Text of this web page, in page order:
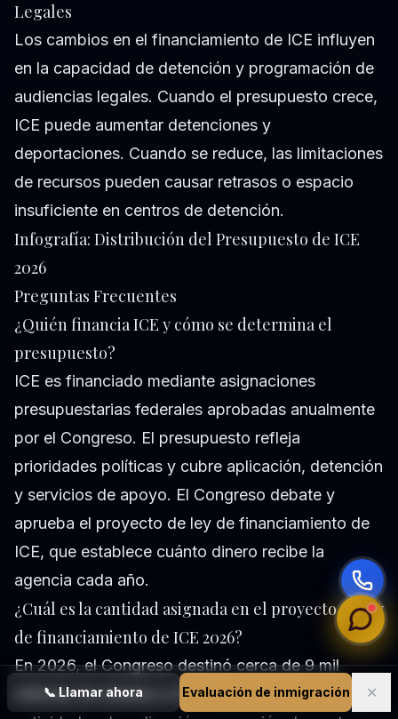
📞 Llamar ahora Evaluación de inmigración ✕
Legales
Los cambios en el financiamiento de ICE influyen
en la capacidad de detención y programación de
audiencias legales. Cuando el presupuesto crece,
ICE puede aumentar detenciones y
deportaciones. Cuando se reduce, las limitaciones
de recursos pueden causar retrasos o espacio
insuficiente en centros de detención.
Infografía: Distribución del Presupuesto de ICE
2026
Preguntas Frecuentes
¿Quién financia ICE y cómo se determina el
presupuesto?
ICE es financiado mediante asignaciones
presupuestarias federales aprobadas anualmente
por el Congreso. El presupuesto refleja
prioridades políticas y cubre aplicación, detención
y servicios de apoyo. El Congreso debate y
aprueba el proyecto de ley de financiamiento de
ICE, que establece cuánto dinero recibe la
agencia cada año.
¿Cuál es la cantidad asignada en el proyecto de ley
de financiamiento de ICE 2026?
En 2026, el Congreso destinó cerca de 9 mil
millones de dólares a ICE. Esta cantidad financia